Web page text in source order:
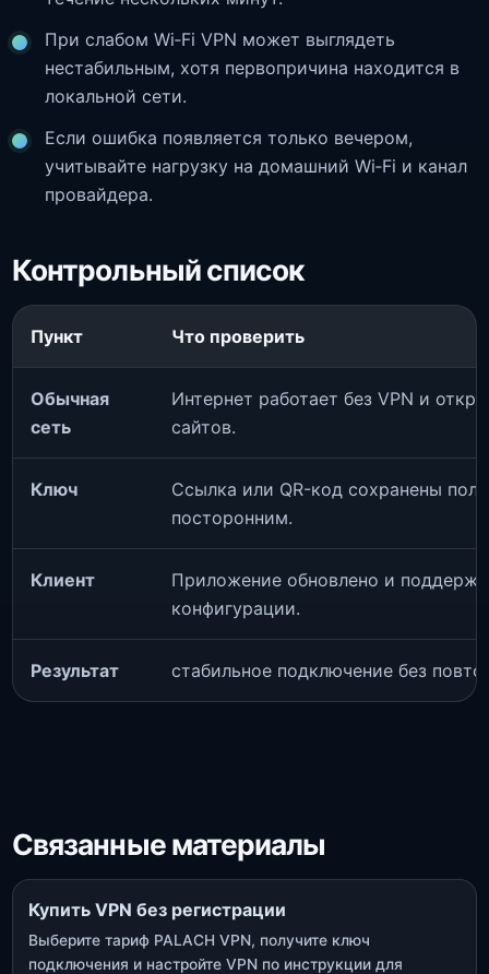
При слабом Wi‑Fi VPN может выглядеть
нестабильным, хотя первопричина находится в
локальной сети.
Если ошибка появляется только вечером,
учитывайте нагрузку на домашний Wi‑Fi и канал
провайдера.
Контрольный список
Пункт Что проверить
Обычная
сеть
Интернет работает без VPN и
сайтов.
Ключ
Ссылка или QR-код сохранены
посторонним.
Клиент
Приложение обновлено и
конфигурации.
Результат стабильное подключение без
Связанные материалы
Купить VPN без регистрации
Выберите тариф PALACH VPN, получите ключ
подключения и настройте VPN по инструкции для